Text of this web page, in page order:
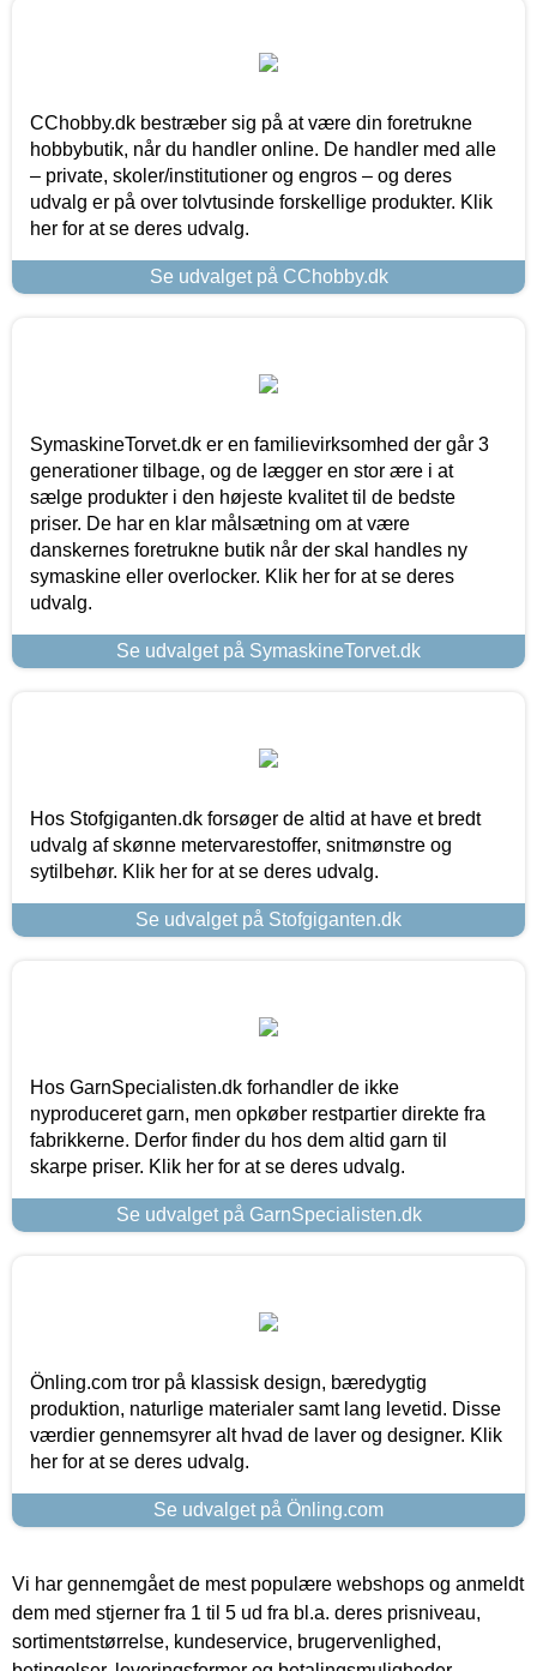
CChobby.dk bestræber sig på at være din foretrukne
hobbybutik, når du handler online. De handler med alle
– private, skoler/institutioner og engros – og deres
udvalg er på over tolvtusinde forskellige produkter. Klik
her for at se deres udvalg.
Se udvalget på CChobby.dk
SymaskineTorvet.dk er en familievirksomhed der går 3
generationer tilbage, og de lægger en stor ære i at
sælge produkter i den højeste kvalitet til de bedste
priser. De har en klar målsætning om at være
danskernes foretrukne butik når der skal handles ny
symaskine eller overlocker. Klik her for at se deres
udvalg.
Se udvalget på SymaskineTorvet.dk
Hos Stofgiganten.dk forsøger de altid at have et bredt
udvalg af skønne metervarestoffer, snitmønstre og
sytilbehør. Klik her for at se deres udvalg.
Se udvalget på Stofgiganten.dk
Hos GarnSpecialisten.dk forhandler de ikke
nyproduceret garn, men opkøber restpartier direkte fra
fabrikkerne. Derfor finder du hos dem altid garn til
skarpe priser. Klik her for at se deres udvalg.
Se udvalget på GarnSpecialisten.dk
Önling.com tror på klassisk design, bæredygtig
produktion, naturlige materialer samt lang levetid. Disse
værdier gennemsyrer alt hvad de laver og designer. Klik
her for at se deres udvalg.
Se udvalget på Önling.com
Vi har gennemgået de mest populære webshops og anmeldt
dem med stjerner fra 1 til 5 ud fra bl.a. deres prisniveau,
sortimentstørrelse, kundeservice, brugervenlighed,